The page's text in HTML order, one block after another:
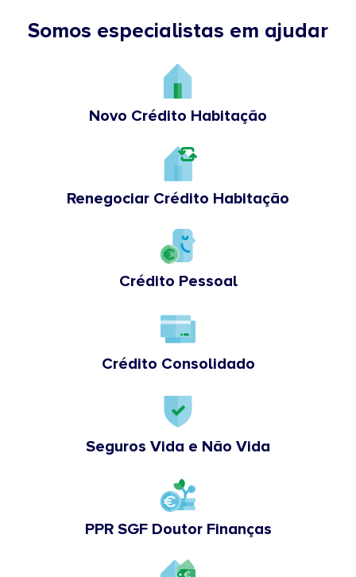
Somos especialistas em ajudar
Novo Crédito Habitação
Renegociar Crédito Habitação
Crédito Pessoal
Crédito Consolidado
Seguros Vida e Não Vida
PPR SGF Doutor Finanças